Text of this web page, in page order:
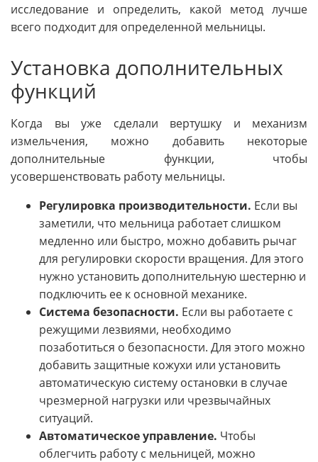
исследование и определить, какой метод лучше
всего подходит для определенной мельницы.
Установка дополнительных
функций
Когда вы уже сделали вертушку и механизм
измельчения, можно добавить некоторые
дополнительные функции, чтобы
усовершенствовать работу мельницы.
Регулировка производительности. Если вы
заметили, что мельница работает слишком
медленно или быстро, можно добавить рычаг
для регулировки скорости вращения. Для этого
нужно установить дополнительную шестерню и
подключить ее к основной механике.
Система безопасности. Если вы работаете с
режущими лезвиями, необходимо
позаботиться о безопасности. Для этого можно
добавить защитные кожухи или установить
автоматическую систему остановки в случае
чрезмерной нагрузки или чрезвычайных
ситуаций.
Автоматическое управление. Чтобы
облегчить работу с мельницей, можно